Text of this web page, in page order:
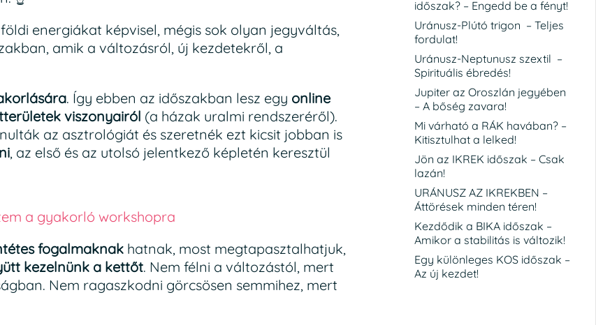
energiákat képvisel, mégis sok olyan jegyváltás,
amik a változásról, új kezdetekről, a
. Így ebben az időszakban lesz egy online
viszonyairól (a házak uralmi rendszeréről).
az asztrológiát és szeretnék ezt kicsit jobban is
, az első és az utolsó jelentkező képletén keresztül
a gyakorló workshopra
fogalmaknak hatnak, most megtapasztalhatjuk,
kezelnünk a kettőt. Nem félni a változástól, mert
Nem ragaszkodni görcsösen semmihez, mert
időszak? – Engedd be a fényt!
Uránusz-Plútó trigon – Teljes
fordulat!
Uránusz-Neptunusz szextil –
Spirituális ébredés!
Jupiter az Oroszlán jegyében
– A bőség zavara!
Mi várható a RÁK havában? –
Kitisztulhat a lelked!
Jön az IKREK időszak – Csak
lazán!
URÁNUSZ AZ IKREKBEN –
Áttörések minden téren!
Kezdődik a BIKA időszak –
Amikor a stabilitás is változik!
Egy különleges KOS időszak –
Az új kezdet!